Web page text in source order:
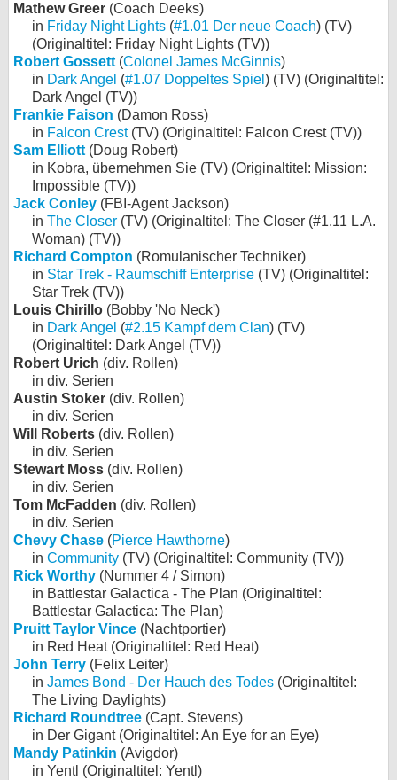
Mathew Greer (Coach Deeks)
in Friday Night Lights (#1.01 Der neue Coach) (TV)
(Originaltitel: Friday Night Lights (TV))
Robert Gossett (Colonel James McGinnis)
in Dark Angel (#1.07 Doppeltes Spiel ) (TV) (Originaltitel:
Dark Angel (TV))
Frankie Faison (Damon Ross)
in Falcon Crest(TV) (Originaltitel: Falcon Crest (TV))
Sam Elliott (Doug Robert)
in Kobra, übernehmen Sie (TV) (Originaltitel: Mission:
Impossible (TV))
Jack Conley (FBI-Agent Jackson)
in The Closer (TV) (Originaltitel: The Closer (#1.11 L.A.
Woman) (TV))
Richard Compton (Romulanischer Techniker)
in Star Trek - Raumschiff Enterprise (TV) (Originaltitel:
Star Trek (TV))
Louis Chirillo (Bobby 'No Neck')
in Dark Angel (#2.15 Kampf dem Clan) (TV)
(Originaltitel: Dark Angel (TV))
Robert Urich (div. Rollen)
in div. Serien
Austin Stoker (div. Rollen)
in div. Serien
Will Roberts (div. Rollen)
in div. Serien
Stewart Moss (div. Rollen)
in div. Serien
Tom McFadden (div. Rollen)
in div. Serien
Chevy Chase (Pierce Hawthorne)
in Community (TV) (Originaltitel: Community (TV))
Rick Worthy (Nummer 4 / Simon)
in Battlestar Galactica - The Plan (Originaltitel:
Battlestar Galactica: The Plan)
Pruitt Taylor Vince (Nachtportier)
in Red Heat (Originaltitel: Red Heat)
John Terry (Felix Leiter)
in James Bond - Der Hauch des Todes (Originaltitel:
The Living Daylights)
Richard Roundtree (Capt. Stevens)
in Der Gigant (Originaltitel: An Eye for an Eye)
Mandy Patinkin (Avigdor)
in Yentl (Originaltitel: Yentl)